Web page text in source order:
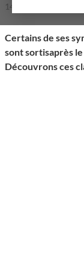
14 Fév 2025
Certains de ses
sont sortisaprès le
Découvrons ces